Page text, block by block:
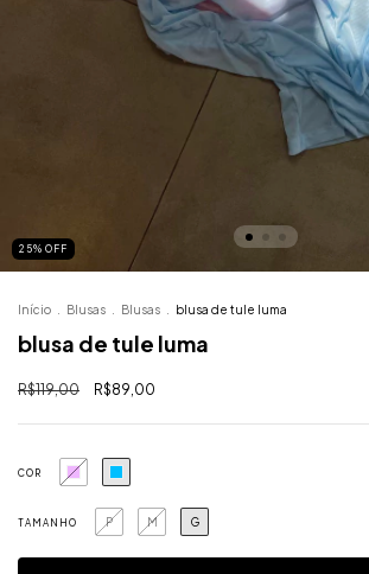
25% OFF
Início Blusas Blusas blusa de tule luma
blusa de tule luma
R$119,00 R$89,00
COR
TAMANHO P M G